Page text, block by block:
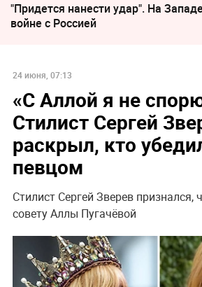
"Придется нанести удар". На
войне с Россией
24 июня, 07:13
«С Аллой я не
Стилист Сергей
раскрыл, кто
певцом
Стилист Сергей Зверев признался,
совету Аллы Пугачёвой